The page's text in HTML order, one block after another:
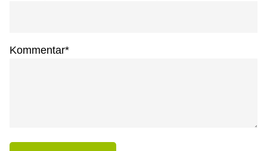
Kommentar*